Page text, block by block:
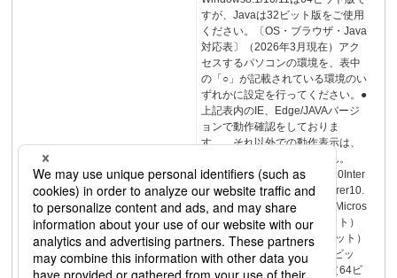
すが、Javaは32ビット版をご使用
ください。〔OS・ブラウザ・Java
対応表〕（2026年3月現在）アク
セスするパソコンの環境を、表中
の「○」が記載されている環境のい
ずれかに設定を行ってください。●
上記表内のIE、Edge/JAVAバージ
ョンで動作確認をしておりま
す。 それ以外での動作表示は、
保証するものではありません。
※3※3※3InternetExplorer8.0Inter
netExplorer9.0InternetExplorer10.
0InternetExplorer11.0※1※2Micros
oftEdgeWindows11（64ビット）
○×××−−−−Windows7（32ビット）
××××○○○−Windows8.1（64ビッ
ト）×○○×−−−−Windows10（64ビ